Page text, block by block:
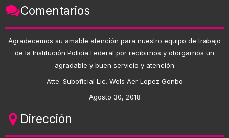
Comentarios
Agradecemos su amable atención para nuestro equipo de trabajo
de la Institución Policía Federal por recibirnos y otorgarnos un
agradable y buen servicio y atención
Atte. Suboficial Lic. Wels Aer Lopez Gonbo
Agosto 30, 2018
Dirección